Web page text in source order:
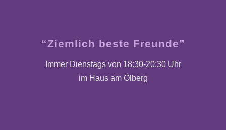
“Ziemlich beste Freunde”
Immer Dienstags von 18:30-20:30 Uhr
im Haus am Ölberg